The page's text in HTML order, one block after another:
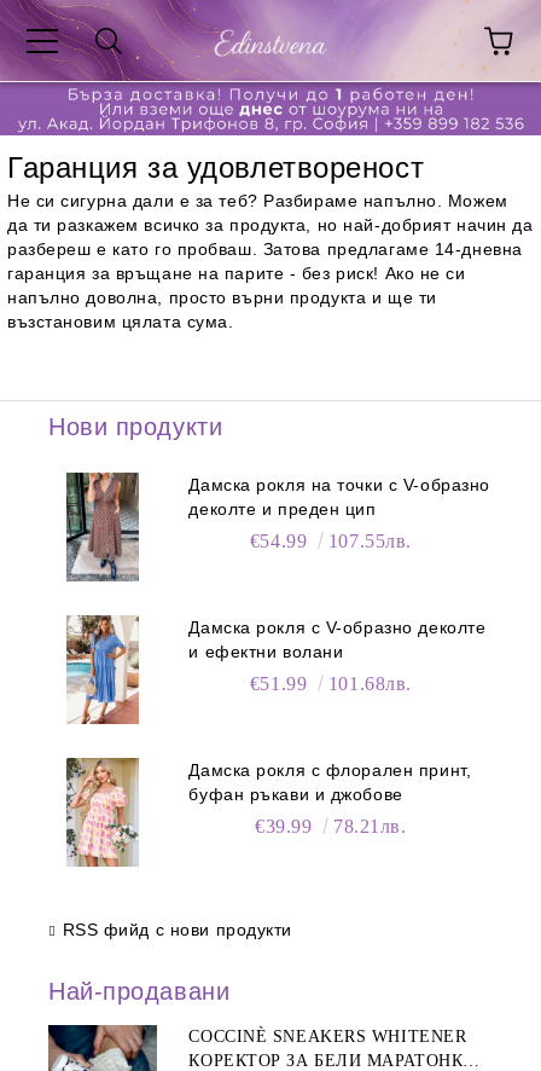
Гаранция за удовлетвореност
Не си сигурна дали е за теб? Разбираме напълно. Можем
да ти разкажем всичко за продукта, но най-добрият начин да
разбереш е като го пробваш. Затова предлагаме 14-дневна
гаранция за връщане на парите - без риск! Ако не си
напълно доволна, просто върни продукта и ще ти
възстановим цялата сума.
Нови продукти
Дамска рокля на точки с V-образно
деколте и преден цип
€54.99 107.55лв.
Дамска рокля с V-образно деколте
и ефектни волани
€51.99 101.68лв.
Дамска рокля с флорален принт,
буфан ръкави и джобове
€39.99 78.21лв.
RSS фийд с нови продукти
Най-продавани
COCCINÈ SNEAKERS WHITENER
КОРЕКТОР ЗА БЕЛИ МАРАТОНКИ,